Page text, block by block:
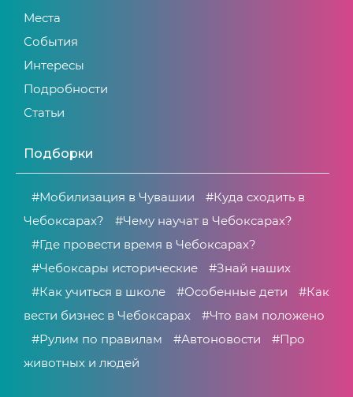
Места
События
Интересы
Подробности
Статьи
Подборки
#Мобилизация в Чувашии
#Куда сходить в
Чебоксарах?
#Чему научат в Чебоксарах?
#Где провести время в Чебоксарах?
#Чебоксары исторические
#Знай наших
#Как учиться в школе
#Особенные дети
#Как
вести бизнес в Чебоксарах
#Что вам положено
#Рулим по правилам
#Автоновости
#Про
животных и людей